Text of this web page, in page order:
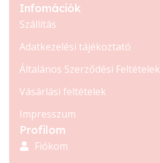
Infomációk
Szállítás
Adatkezelési tájékoztató
Általános Szerződési Feltételek
Vásárlási feltételek
Impresszum
Profilom
Fiókom